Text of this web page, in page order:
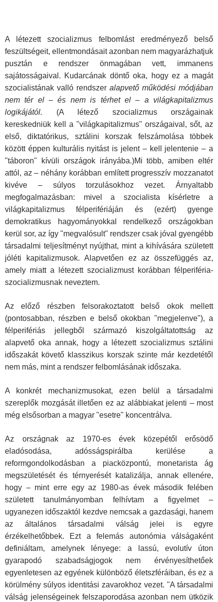
A létezett szocializmus felbomlást eredményező belső
feszültségeit, ellentmondásait azonban nem magyarázhatjuk
pusztán e rendszer önmagában vett, immanens
sajátosságaival. Kudarcának döntő oka, hogy ez a magát
szocialistának valló rendszer alapvető működési módjában
nem tér el– és nem is térhet el– a világkapitalizmus
logikájától. (A létező szocializmus országainak
kereskedniük kell a "világkapitalizmus" országaival, sőt, az
első, diktatórikus, sztálini korszak felszámolása többek
között éppen kulturális nyitást is jelent – kell jelentenie – a
"táboron" kívüli országok irányába.)Mi több, amiben eltér
attól, az – néhány korábban említett progresszív mozzanatot
kivéve – súlyos torzulásokhoz vezet. Árnyaltabb
megfogalmazásban: mivel a szocialista kísérletre a
világkapitalizmus félperifériáján és (ezért) gyenge
demokratikus hagyományokkal rendelkező országokban
kerül sor, az így "megvalósult" rendszer csak jóval gyengébb
társadalmi teljesítményt nyújthat, mint a kihívására született
jóléti kapitalizmusok. Alapvetően ez az összefüggés az,
amely miatt a létezett szocializmust korábban félperiféria-
szocializmusnak neveztem.
Az előző részben felsorakoztatott belső okok mellett
(pontosabban, részben e belső okokban "megjelenve"), a
félperifériás jellegből származó kiszolgáltatottság az
alapvető oka annak, hogy a létezett szocializmus sztálini
időszakát követő klasszikus korszak szinte már kezdetétől
nem más, mint a rendszer felbomlásának időszaka.
A konkrét mechanizmusokat, ezen belül a társadalmi
szereplők mozgását illetően ez az alábbiakat jelenti – most
még elsősorban a magyar "esetre" koncentrálva.
Az országnak az 1970-es évek közepétől erősödő
eladósodása, adósságspirálba kerülése a
reformgondolkodásban a piacközpontú, monetarista ág
megszületését és térnyerését katalizálja, annak ellenére,
hogy – mint erre egy az 1980-as évek második felében
született tanulmányomban felhívtam a figyelmet –
ugyanezen időszaktól kezdve nemcsak a gazdasági, hanem
az általános társadalmi válság jelei is egyre
érzékelhetőbbek. Ezt a felemás autonómia válságaként
definiáltam, amelynek lényege: a lassú, evolutív úton
gyarapodó szabadságjogok nem érvényesíthetőek
egyenletesen az egyének különböző életszféráiban, és ez a
körülmény súlyos identitási zavarokhoz vezet. "A társadalmi
válság jelenségeinek felszaporodása azonban nem ütközik